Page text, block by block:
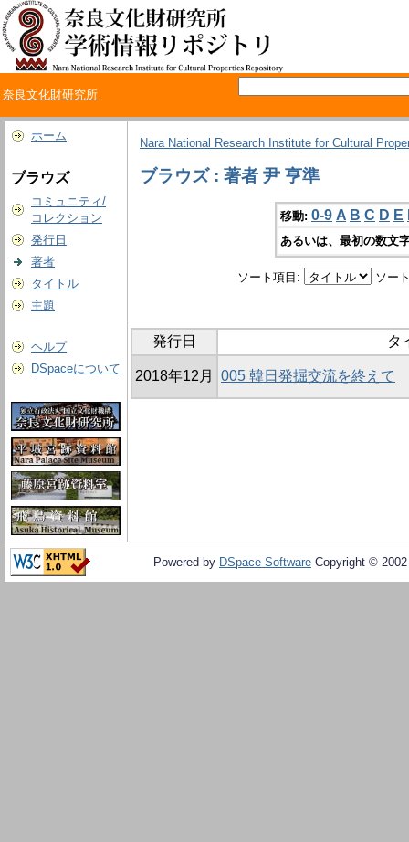
奈良文化財研究所
ホーム
ブラウズ
コミュニティ/
コレクション
発行日
著者
タイトル
主題
ヘルプ
DSpaceについて
Nara National Research Institute for Cultural
ブラウズ : 著者 尹 亨準
移動: 0-9 A B C D E
あるいは、最初の数文
ソート項目: ソー
発行日 タ
2018年12月 005 韓日発掘交流を終えて
Powered by DSpace Software Copyright ©